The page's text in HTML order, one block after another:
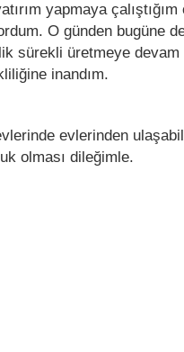
yapmaya çalıştığım
O günden bugüne
sürekli üretmeye
inandım.
evlerinden
olması dileğimle.